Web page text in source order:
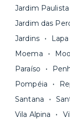
Seja uma
só levar as
Simples,
Jardim Paulista
Jardim das
Jardins
Lapa
Moema
Paraíso
Pompéia
Santana
Vila Alpina